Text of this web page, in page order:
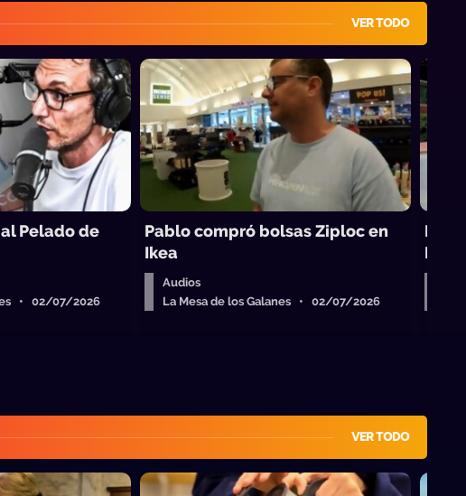
VER TODO
Pelado de
• 02/07/2026
Pablo compró bolsas Ziploc en
Ikea
Audios
La Mesa de los Galanes • 02/07/2026
VER TODO